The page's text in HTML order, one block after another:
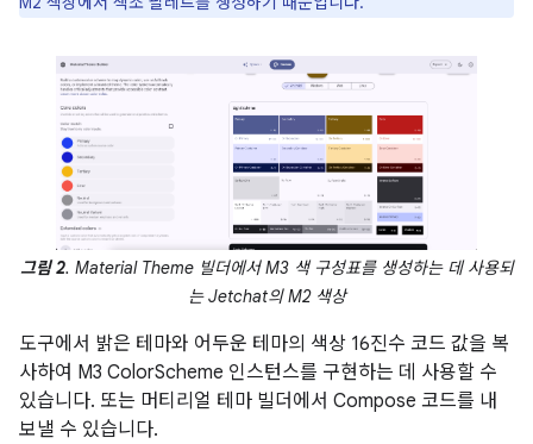
그림 2. Material Theme 빌더에서 M3 색 구성표를 생성하는 데 사용되
는 Jetchat의 M2 색상
도구에서 밝은 테마와 어두운 테마의 색상 16진수 코드 값을 복
사하여 M3 ColorScheme 인스턴스를 구현하는 데 사용할 수
있습니다. 또는 머티리얼 테마 빌더에서 Compose 코드를 내
보낼 수 있습니다.